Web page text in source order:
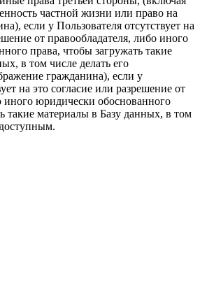
частной жизни или право на
если у Пользователя отсутствует на
от правообладателя, либо иного
права, чтобы загружать такие
в том числе делать его
гражданина), если у
на это согласие или разрешение от
иного юридически обоснованного
такие материалы в Базу данных, в том